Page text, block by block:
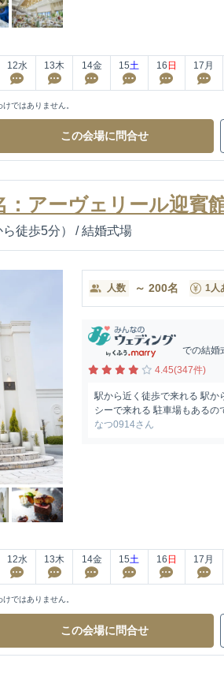
12水 13木 14金 15土 16 日 17 月
ではありません。
この会場に問合せ
アーヴェリール迎賓館
徒歩5分） / 結婚式場
人数 ～ 200名 1人
での結婚
4.45(347件)
駅から近く徒歩で来れる 駅か
シーで来れる 駐車場もある
なつ0914さん
12水 13木 14金 15土 16 日 17 月
ではありません。
この会場に問合せ